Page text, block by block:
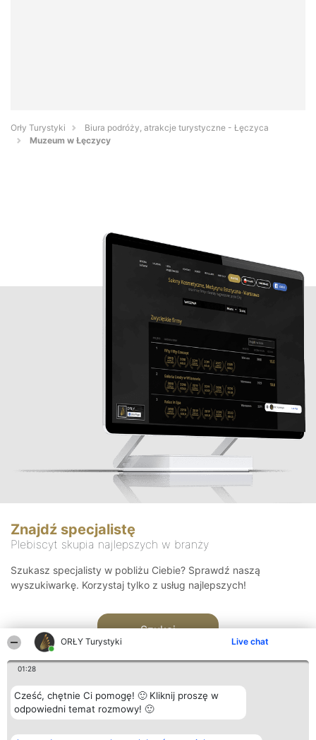
ORŁY Turystyki Live chat
01:28
Cześć, chętnie Ci pomogę! 🙂 Kliknij proszę w
odpowiedni temat rozmowy! 🙂
Orły Turystyki
Biura podróży, atrakcje turystyczne - Łęczyca
Muzeum w Łęczycy
Znajdź specjalistę
Plebiscyt skupia najlepszych w branży
Szukasz specjalisty w pobliżu Ciebie? Sprawdź naszą
wyszukiwarkę. Korzystaj tylko z usług najlepszych!
Szukaj
Organizator plebiscytu Plebiscyt Kontakt